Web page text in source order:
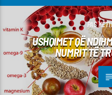
PAS KËTI
USHQIMET QË
NUMRIT TË